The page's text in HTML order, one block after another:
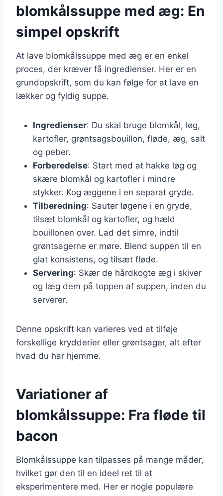
blomkålssuppe med æg: En
simpel opskrift
At lave blomkålssuppe med æg er en enkel
proces, der kræver få ingredienser. Her er en
grundopskrift, som du kan følge for at lave en
lækker og fyldig suppe.
Ingredienser: Du skal bruge blomkål, løg,
kartofler, grøntsagsbouillon, fløde, æg, salt
og peber.
Forberedelse: Start med at hakke løg og
skære blomkål og kartofler i mindre
stykker. Kog æggene i en separat gryde.
Tilberedning: Sauter løgene i en gryde,
tilsæt blomkål og kartofler, og hæld
bouillonen over. Lad det simre, indtil
grøntsagerne er møre. Blend suppen til en
glat konsistens, og tilsæt fløde.
Servering: Skær de hårdkogte æg i skiver
og læg dem på toppen af suppen, inden du
serverer.
Denne opskrift kan varieres ved at tilføje
forskellige krydderier eller grøntsager, alt efter
hvad du har hjemme.
Variationer af
blomkålssuppe: Fra fløde til
bacon
Blomkålssuppe kan tilpasses på mange måder,
hvilket gør den til en ideel ret til at
eksperimentere med. Her er nogle populære